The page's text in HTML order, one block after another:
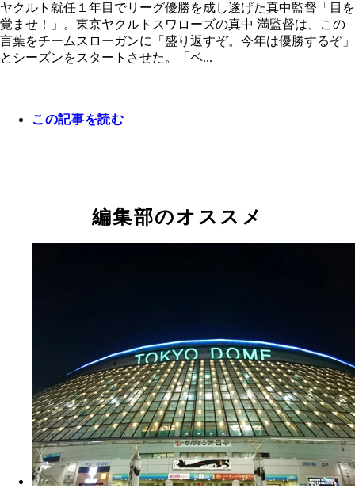
ヤクルト就任１年目でリーグ優勝を成し遂げた真中監督「目を
覚ませ！」。東京ヤクルトスワローズの真中 満監督は、この
言葉をチームスローガンに「盛り返すぞ。今年は優勝するぞ」
とシーズンをスタートさせた。「ベ...
この記事を読む
編集部のオススメ